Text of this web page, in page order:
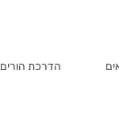
הדרכת הורים